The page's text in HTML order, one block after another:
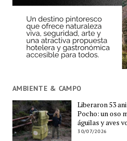
AMBIENTE & CAMPO
Liberaron 53
Pocho: un oso
águilas y aves
30/07/2026